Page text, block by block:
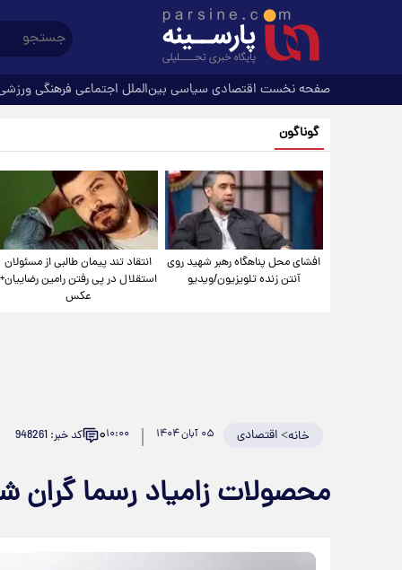
صفحه نخست اقتصادی سیاسی بین‌الملل اجتماعی فرهنگی
گوناگون
افشای محل پناهگاه‌ رهبر شهید روی
آنتن زنده تلویزیون/ویدیو
انتقاد تند پیمان طالبی از مسئولان
استقلال در پی رفتن رامین رضاییان+
عکس
خانه>اقتصادی ۰۵ آبان ۱۴۰۴ ۱۰:۰۰۰ کد خبر: 948261
محصولات زامیاد رسما گران